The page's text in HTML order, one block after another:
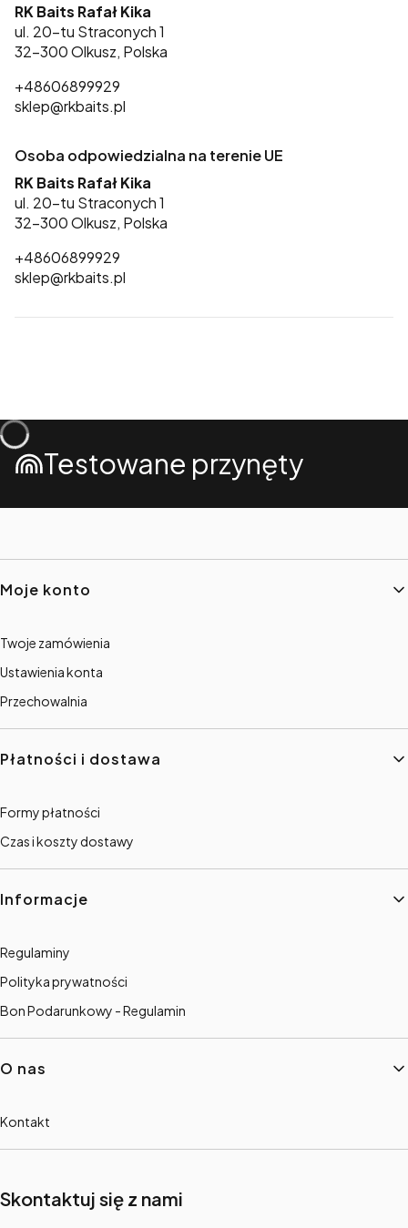
RK Baits Rafał Kika
ul. 20-tu Straconych 1
32-300 Olkusz, Polska
+48606899929
sklep@rkbaits.pl
Osoba odpowiedzialna na terenie UE
RK Baits Rafał Kika
ul. 20-tu Straconych 1
32-300 Olkusz, Polska
+48606899929
sklep@rkbaits.pl
Testowane przynęty
Linki w stopce
Moje konto
Twoje zamówienia
Ustawienia konta
Przechowalnia
Płatności i dostawa
Formy płatności
Czas i koszty dostawy
Informacje
Regulaminy
Polityka prywatności
Bon Podarunkowy - Regulamin
O nas
Kontakt
Skontaktuj się z nami